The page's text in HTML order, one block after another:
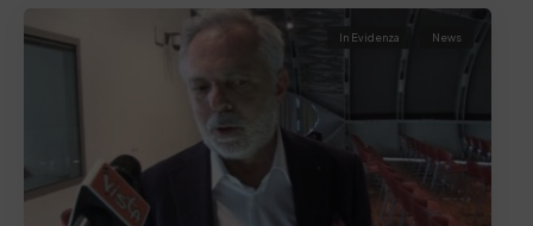
In Evidenza News